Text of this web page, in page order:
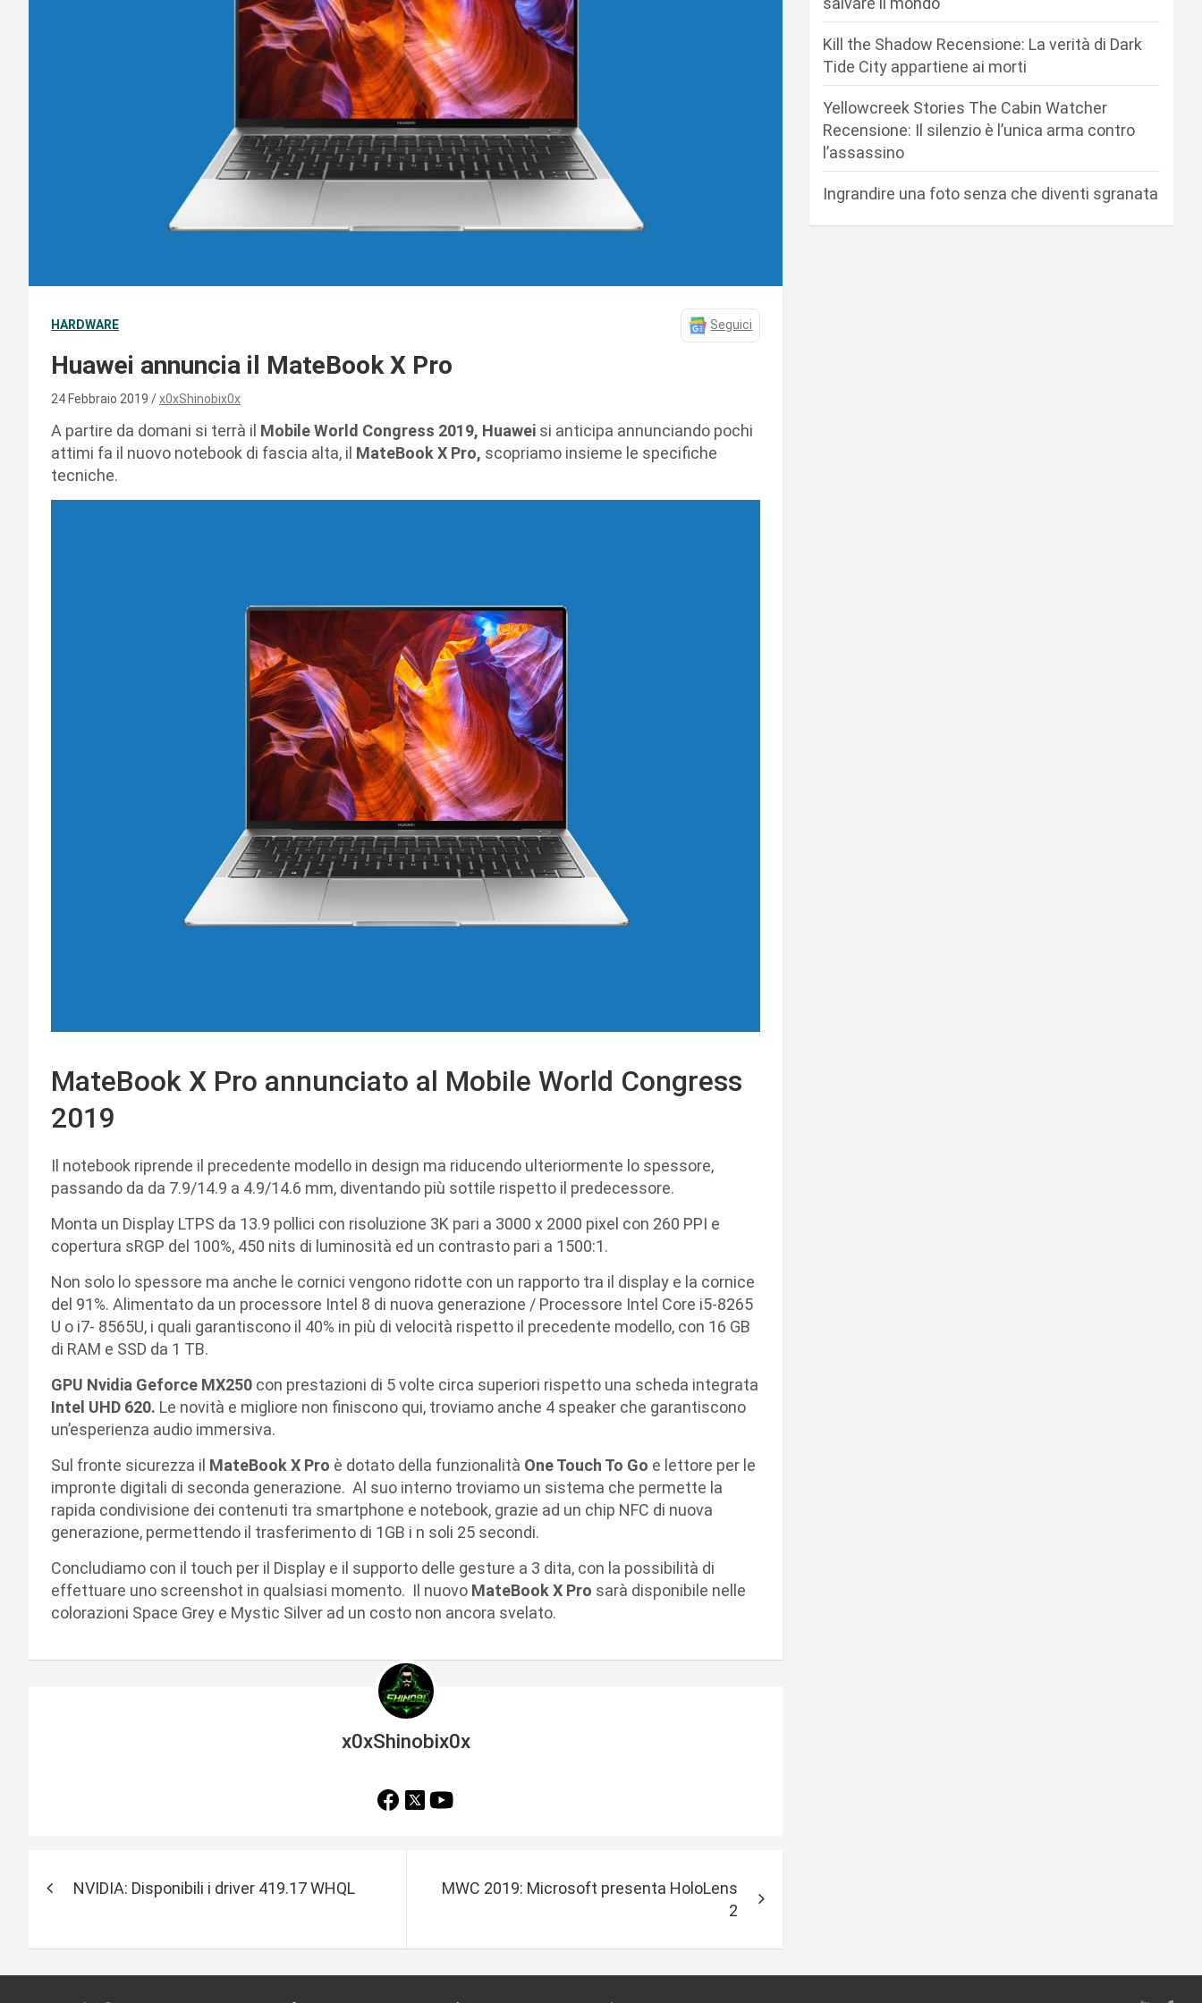
HARDWARE Seguici
Huawei annuncia il MateBook X Pro
24 Febbraio 2019 x0xShinobix0x
A partire da domani si terrà il Mobile World Congress 2019, Huawei si anticipa annunciando pochi
attimi fa il nuovo notebook di fascia alta, il MateBook X Pro, scopriamo insieme le specifiche
tecniche.
MateBook X Pro annunciato al Mobile World Congress
2019
Il notebook riprende il precedente modello in design ma riducendo ulteriormente lo spessore,
passando da da 7.9/14.9 a 4.9/14.6 mm, diventando più sottile rispetto il predecessore.
Monta un Display LTPS da 13.9 pollici con risoluzione 3K pari a 3000 x 2000 pixel con 260 PPI e
copertura sRGP del 100%, 450 nits di luminosità ed un contrasto pari a 1500:1.
Non solo lo spessore ma anche le cornici vengono ridotte con un rapporto tra il display e la cornice
del 91%. Alimentato da un processore Intel 8 di nuova generazione / Processore Intel Core i5-8265
U o i7- 8565U, i quali garantiscono il 40% in più di velocità rispetto il precedente modello, con 16 GB
di RAM e SSD da 1 TB.
GPU Nvidia Geforce MX250 con prestazioni di 5 volte circa superiori rispetto una scheda integrata
Intel UHD 620. Le novità e migliore non finiscono qui, troviamo anche 4 speaker che garantiscono
un’esperienza audio immersiva.
Sul fronte sicurezza il MateBook X Pro è dotato della funzionalità One Touch To Go e lettore per le
impronte digitali di seconda generazione. Al suo interno troviamo un sistema che permette la
rapida condivisione dei contenuti tra smartphone e notebook, grazie ad un chip NFC di nuova
generazione, permettendo il trasferimento di 1GB i n soli 25 secondi.
Concludiamo con il touch per il Display e il supporto delle gesture a 3 dita, con la possibilità di
effettuare uno screenshot in qualsiasi momento. Il nuovo MateBook X Pro sarà disponibile nelle
colorazioni Space Grey e Mystic Silver ad un costo non ancora svelato.
x0xShinobix0x
v
i
NVIDIA: Disponibili i driver 419.17 WHQL
MWC 2019: Microsoft presenta HoloLens
2
Kill the Shadow Recensione: La verità di Dark
Tide City appartiene ai morti
Yellowcreek Stories The Cabin Watcher
Recensione: Il silenzio è l’unica arma contro
l’assassino
Ingrandire una foto senza che diventi sgranata